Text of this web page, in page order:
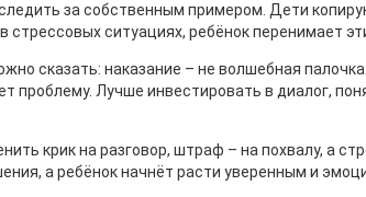
за собственным примером. Дети
стрессовых ситуациях, ребёнок перенимает
сказать: наказание – не волшебная
проблему. Лучше инвестировать в диалог,
крик на разговор, штраф – на похвалу, а
а ребёнок начнёт расти уверенным и
Метода
в воспитании
у детей
в себе.
применять
Основные
Психического
Раннего Возраста
Психическое
многогранным
на всю